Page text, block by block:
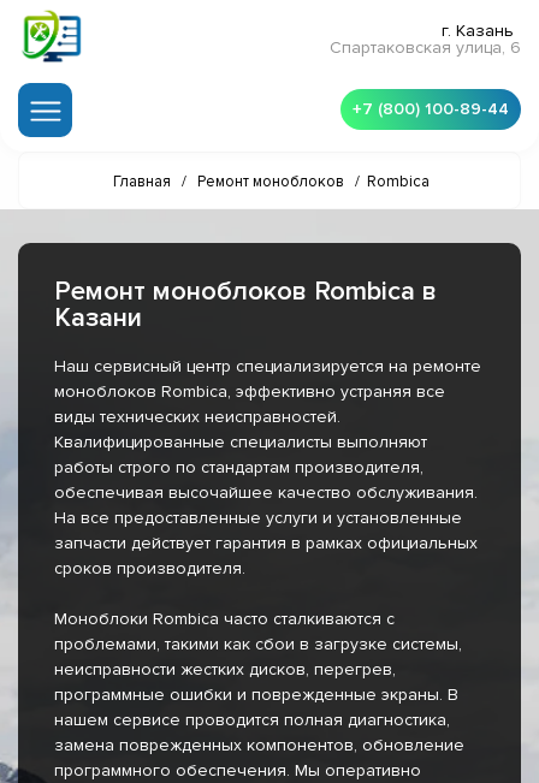
г. Казань
Спартаковская улица, 6
+7 (800) 100-89-44
Главная / Ремонт моноблоков / Rombica
Ремонт моноблоков Rombica в
Казани
Наш сервисный центр специализируется на ремонте
моноблоков Rombica, эффективно устраняя все
виды технических неисправностей.
Квалифицированные специалисты выполняют
работы строго по стандартам производителя,
обеспечивая высочайшее качество обслуживания.
На все предоставленные услуги и установленные
запчасти действует гарантия в рамках официальных
сроков производителя.
Моноблоки Rombica часто сталкиваются с
проблемами, такими как сбои в загрузке системы,
неисправности жестких дисков, перегрев,
программные ошибки и поврежденные экраны. В
нашем сервисе проводится полная диагностика,
замена поврежденных компонентов, обновление
программного обеспечения. Мы оперативно